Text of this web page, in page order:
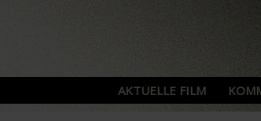
AKTUELLE FILM